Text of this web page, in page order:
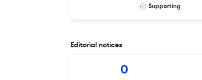
Supporting
Editorial notices
0